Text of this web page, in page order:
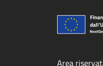
Area